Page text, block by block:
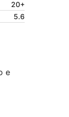
20+
5.6
e